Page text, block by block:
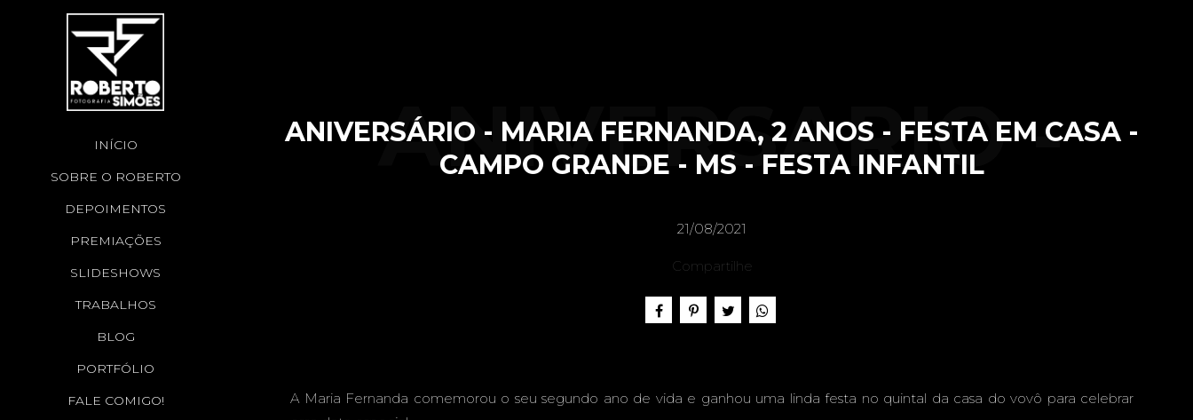
INÍCIO
SOBRE O ROBERTO
DEPOIMENTOS
PREMIAÇÕES
SLIDESHOWS
TRABALHOS
BLOG
PORTFÓLIO
FALE COMIGO!
ANIVERSÁRIO - MARIA FERNANDA, 2 ANOS - FESTA EM CASA -
CAMPO GRANDE - MS - FESTA INFANTIL
ANIVERSÁRIO -
MARIA
FERNANDA, 2
21/08/2021
Compartilhe
A Maria Fernanda comemorou o seu segundo ano de vida e ganhou uma linda festa no quintal da casa do vovô para celebrar